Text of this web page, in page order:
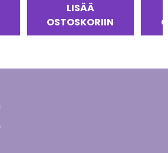
LISÄÄ
OSTOSKORIIN